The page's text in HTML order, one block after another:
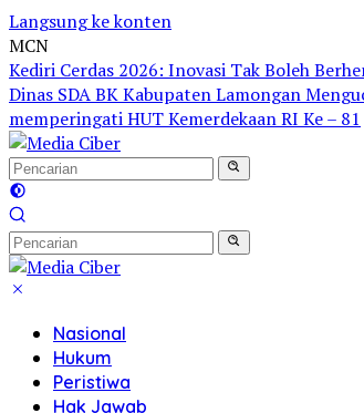
Langsung ke konten
MCN
Kediri Cerdas 2026: Inovasi Tak Boleh
Dinas SDA BK Kabupaten Lamongan
memperingati HUT Kemerdekaan RI Ke – 81
Nasional
Hukum
Peristiwa
Hak Jawab